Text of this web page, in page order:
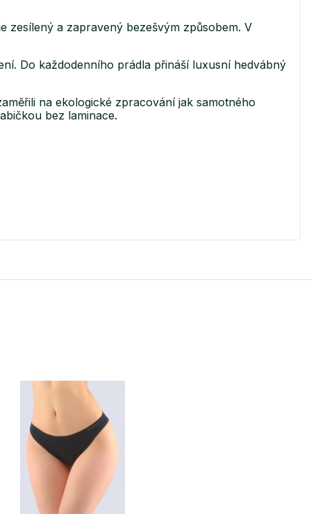
zesílený a zapravený bezešvým způsobem. V
Do každodenního prádla přináší luxusní hedvábný
na ekologické zpracování jak samotného
bez laminace.